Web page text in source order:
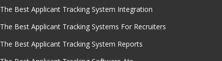
The Best Applicant Tracking System Integration
The Best Applicant Tracking Systems For Recruiters
The Best Applicant Tracking System Reports